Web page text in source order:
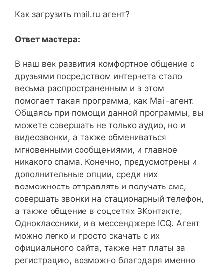
Как загрузить mail.ru агент?
Ответ мастера:
В наш век развития комфортное общение с
друзьями посредством интернета стало
весьма распространенным и в этом
помогает такая программа, как Mail-агент.
Общаясь при помощи данной программы, вы
можете совершать не только аудио, но и
видеозвонки, а также обмениваться
мгновенными сообщениями, и главное
никакого спама. Конечно, предусмотрены и
дополнительные опции, среди них
возможность отправлять и получать смс,
совершать звонки на стационарный телефон,
а также общение в соцсетях ВКонтакте,
Одноклассники, и в мессенджере ICQ. Агент
можно легко и просто скачать с их
официального сайта, также нет платы за
регистрацию, возможно благодаря именно